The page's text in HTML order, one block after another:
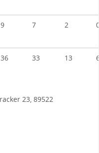
9 7 2
36 33 13
23, 89522